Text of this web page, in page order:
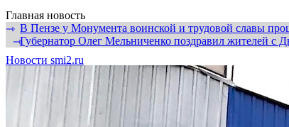
Главная новость
⇾ В Пензе у Монумента воинской и трудовой славы
⇾Губернатор Олег Мельниченко поздравил жителей с
Новости smi2.ru